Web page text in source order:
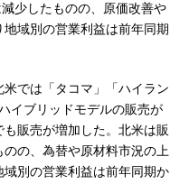
少したものの、原価改善や
域別の営業利益は前年同期
では「タコマ」「ハイラン
イブリッドモデルの販売が
販売が増加した。北米は販
の、為替や原材料市況の上
別の営業利益は前年同期か